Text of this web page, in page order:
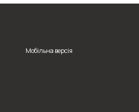
Мобільна версія